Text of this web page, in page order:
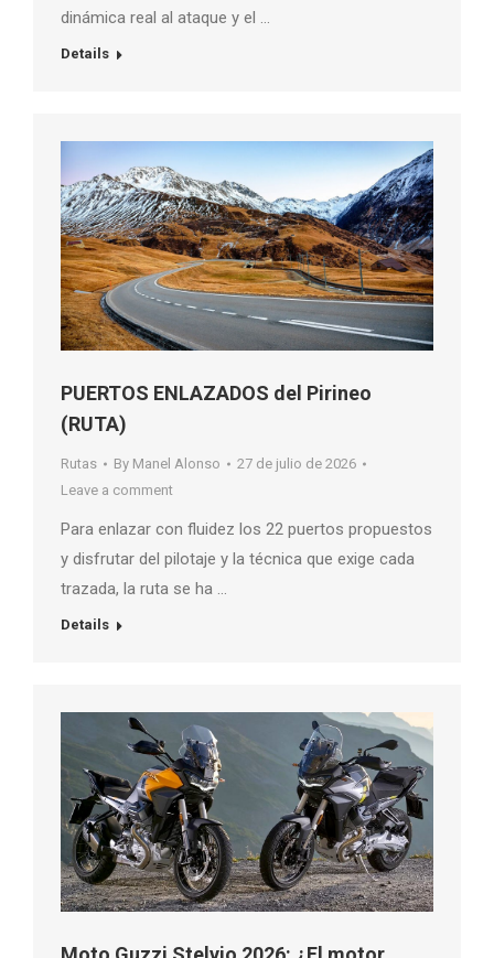
dinámica real al ataque y el …
Details
PUERTOS ENLAZADOS del Pirineo
(RUTA)
Rutas By Manel Alonso
27 de julio de 2026
Leave a comment
Para enlazar con fluidez los 22 puertos propuestos
y disfrutar del pilotaje y la técnica que exige cada
trazada, la ruta se ha …
Details